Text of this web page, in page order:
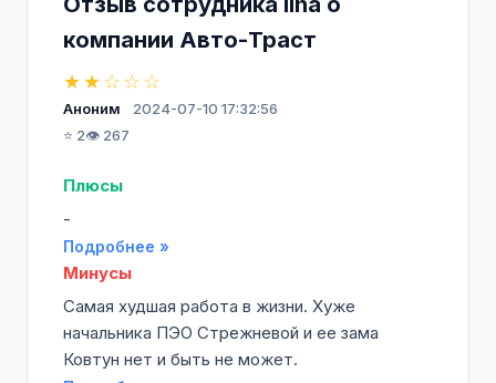
компании Авто-Траст
★★☆☆☆
Аноним
2024-07-10 17:32:56
⭐ 2👁️ 267
Плюсы
-
Подробнее »
Минусы
Самая худшая работа в жизни. Хуже
начальника ПЭО Стрежневой и ее зама
Ковтун нет и быть не может.